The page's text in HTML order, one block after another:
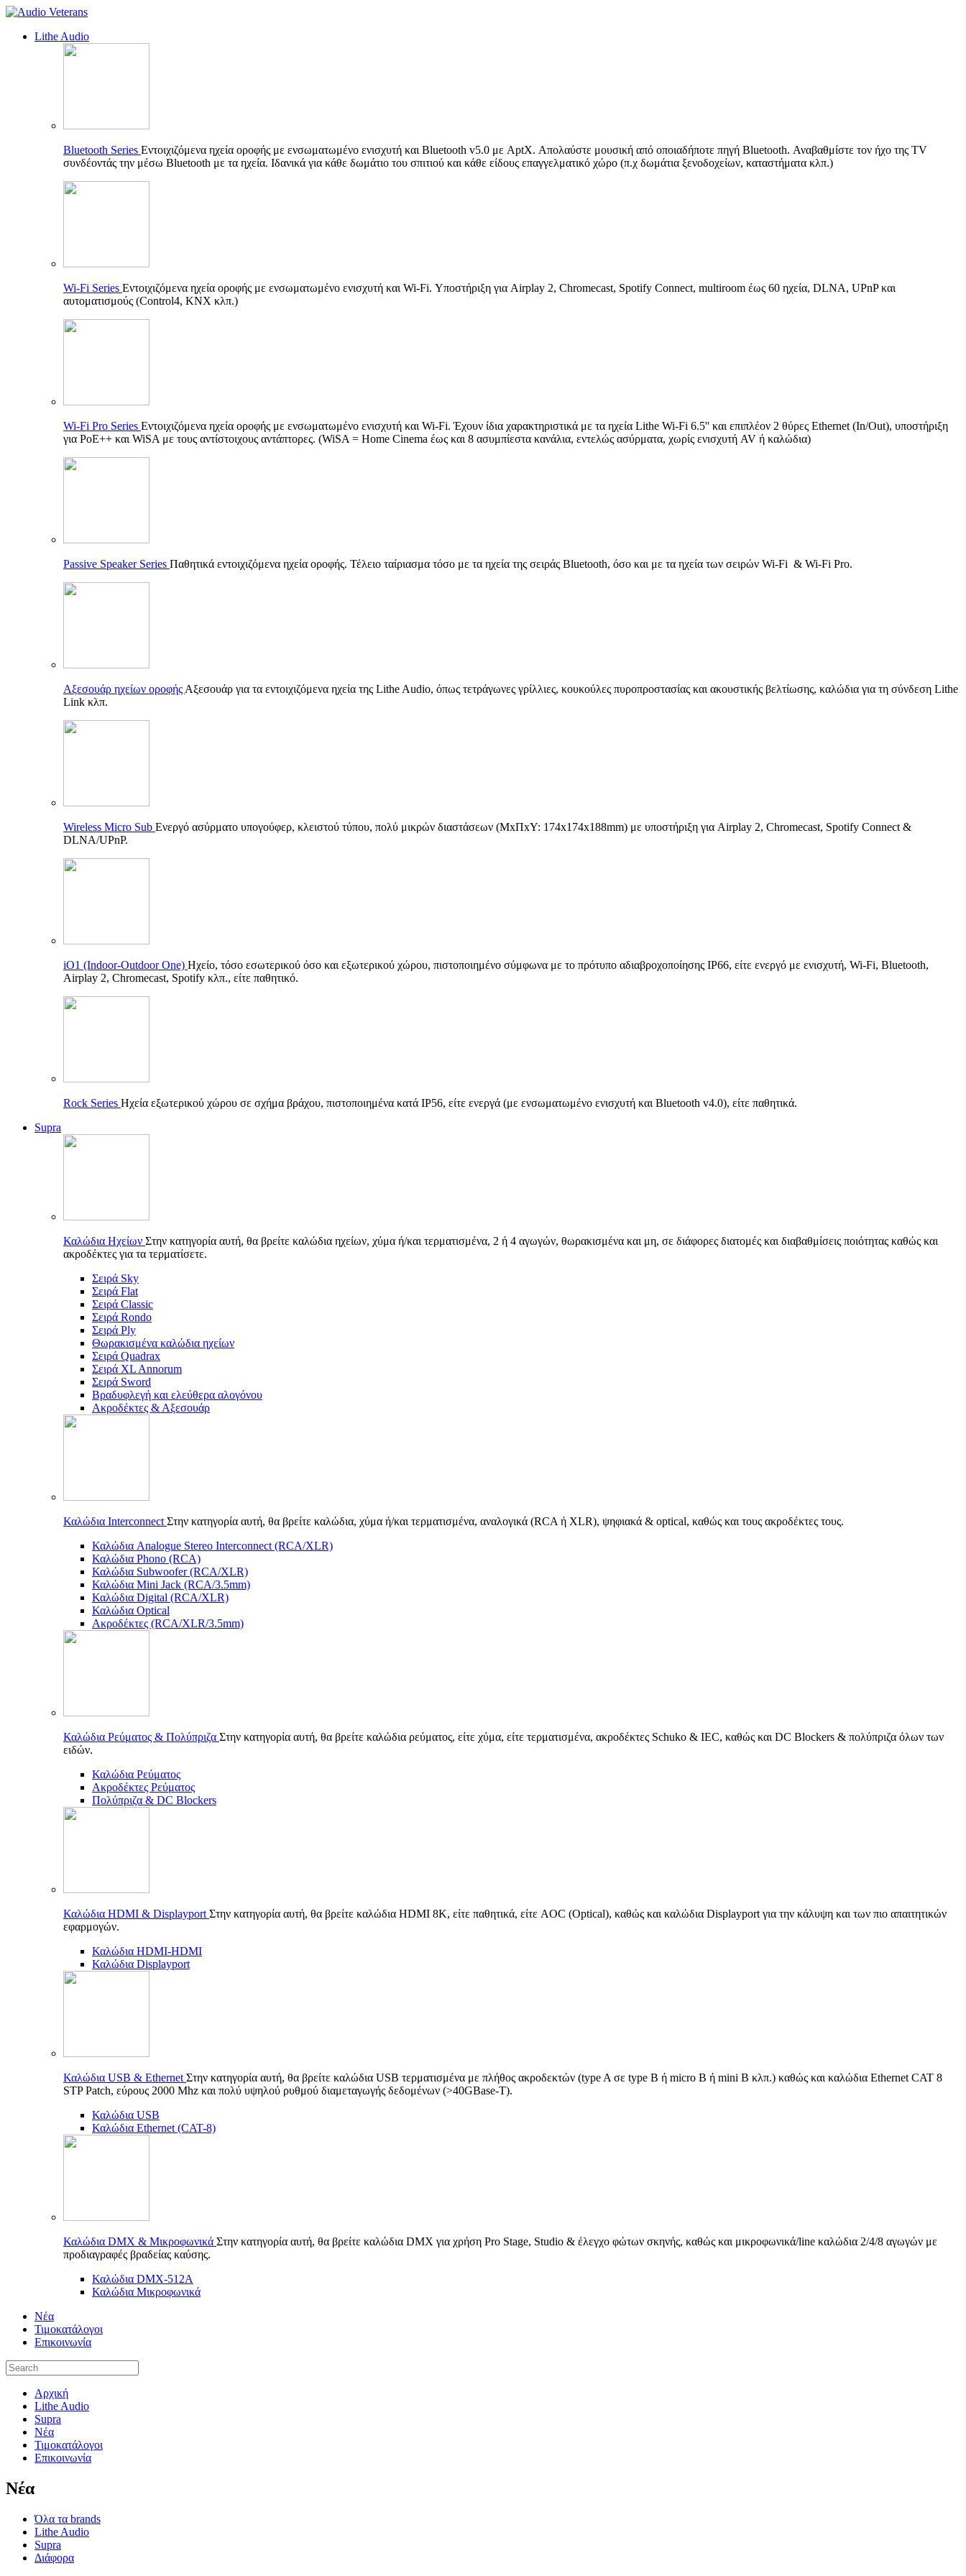
Lithe Audio
Bluetooth Series Εντοιχιζόμενα ηχεία οροφής με ενσωματωμένο ενισχυτή και Bluetooth v5.0 με AptX. Απολαύστε μουσική από οποιαδήποτε πηγή Bluetooth. Αναβαθμίστε τον ήχο της TV
συνδέοντάς την μέσω Bluetooth με τα ηχεία. Ιδανικά για κάθε δωμάτιο του σπιτιού και κάθε είδους επαγγελματικό χώρο (π.χ δωμάτια ξενοδοχείων, καταστήματα κλπ.)
Wi-Fi Series Εντοιχιζόμενα ηχεία οροφής με ενσωματωμένο ενισχυτή και Wi-Fi. Υποστήριξη για Airplay 2, Chromecast, Spotify Connect, multiroom έως 60 ηχεία, DLNA, UPnP και
αυτοματισμούς (Control4, KNX κλπ.)
Wi-Fi Pro Series Εντοιχιζόμενα ηχεία οροφής με ενσωματωμένο ενισχυτή και Wi-Fi. Έχουν ίδια χαρακτηριστικά με τα ηχεία Lithe Wi-Fi 6.5'' και επιπλέον 2 θύρες Ethernet (In/Out), υποστήριξη
για PoE++ και WiSA με τους αντίστοιχους αντάπτορες. (WiSA = Home Cinema έως και 8 ασυμπίεστα κανάλια, εντελώς ασύρματα, χωρίς ενισχυτή AV ή καλώδια)
Passive Speaker Series Παθητικά εντοιχιζόμενα ηχεία οροφής. Τέλειο ταίριασμα τόσο με τα ηχεία της σειράς Bluetooth, όσο και με τα ηχεία των σειρών Wi-Fi & Wi-Fi Pro.
Αξεσουάρ ηχείων οροφής Αξεσουάρ για τα εντοιχιζόμενα ηχεία της Lithe Audio, όπως τετράγωνες γρίλλιες, κουκούλες πυροπροστασίας και ακουστικής βελτίωσης, καλώδια για τη σύνδεση Lithe
Link κλπ.
Wireless Micro Sub Ενεργό ασύρματο υπογούφερ, κλειστού τύπου, πολύ μικρών διαστάσεων (ΜxΠxΥ: 174x174x188mm) με υποστήριξη για Airplay 2, Chromecast, Spotify Connect &
DLNA/UPnP.
iO1 (Indoor-Outdoor One) Ηχείο, τόσο εσωτερικού όσο και εξωτερικού χώρου, πιστοποιημένο σύμφωνα με το πρότυπο αδιαβροχοποίησης IP66, είτε ενεργό με ενισχυτή, Wi-Fi, Bluetooth,
Airplay 2, Chromecast, Spotify κλπ., είτε παθητικό.
Rock Series Ηχεία εξωτερικού χώρου σε σχήμα βράχου, πιστοποιημένα κατά IP56, είτε ενεργά (με ενσωματωμένο ενισχυτή και Bluetooth v4.0), είτε παθητικά.
Supra
Καλώδια Ηχείων Στην κατηγορία αυτή, θα βρείτε καλώδια ηχείων, χύμα ή/και τερματισμένα, 2 ή 4 αγωγών, θωρακισμένα και μη, σε διάφορες διατομές και διαβαθμίσεις ποιότητας καθώς και
ακροδέκτες για τα τερματίσετε.
Σειρά Sky
Σειρά Flat
Σειρά Classic
Σειρά Rondo
Σειρά Ply
Θωρακισμένα καλώδια ηχείων
Σειρά Quadrax
Σειρά XL Annorum
Σειρά Sword
Βραδυφλεγή και ελεύθερα αλογόνου
Ακροδέκτες & Αξεσουάρ
Καλώδια Interconnect Στην κατηγορία αυτή, θα βρείτε καλώδια, χύμα ή/και τερματισμένα, αναλογικά (RCA ή XLR), ψηφιακά & optical, καθώς και τους ακροδέκτες τους.
Καλώδια Analogue Stereo Interconnect (RCA/XLR)
Καλώδια Phono (RCA)
Καλώδια Subwoofer (RCA/XLR)
Καλώδια Mini Jack (RCA/3.5mm)
Καλώδια Digital (RCA/XLR)
Καλώδια Optical
Ακροδέκτες (RCA/XLR/3.5mm)
Καλώδια Ρεύματος & Πολύπριζα Στην κατηγορία αυτή, θα βρείτε καλώδια ρεύματος, είτε χύμα, είτε τερματισμένα, ακροδέκτες Schuko & IEC, καθώς και DC Blockers & πολύπριζα όλων των
ειδών.
Καλώδια Ρεύματος
Ακροδέκτες Ρεύματος
Πολύπριζα & DC Blockers
Καλώδια HDMI & Displayport Στην κατηγορία αυτή, θα βρείτε καλώδια HDMI 8K, είτε παθητικά, είτε AOC (Optical), καθώς και καλώδια Displayport για την κάλυψη και των πιο απαιτητικών
εφαρμογών.
Καλώδια HDMI-HDMI
Καλώδια Displayport
Καλώδια USB & Ethernet Στην κατηγορία αυτή, θα βρείτε καλώδια USB τερματισμένα με πλήθος ακροδεκτών (type A σε type B ή micro B ή mini B κλπ.) καθώς και καλώδια Ethernet CAT 8
STP Patch, εύρους 2000 Mhz και πολύ υψηλού ρυθμού διαμεταγωγής δεδομένων (>40GBase-T).
Καλώδια USB
Καλώδια Ethernet (CAT-8)
Καλώδια DMX & Μικροφωνικά Στην κατηγορία αυτή, θα βρείτε καλώδια DMX για χρήση Pro Stage, Studio & έλεγχο φώτων σκηνής, καθώς και μικροφωνικά/line καλώδια 2/4/8 αγωγών με
προδιαγραφές βραδείας καύσης.
Καλώδια DMX-512A
Καλώδια Μικροφωνικά
Νέα
Τιμοκατάλογοι
Επικοινωνία
Αρχική
Lithe Audio
Supra
Νέα
Τιμοκατάλογοι
Επικοινωνία
Nέα
Όλα τα brands
Lithe Audio
Supra
Διάφορα